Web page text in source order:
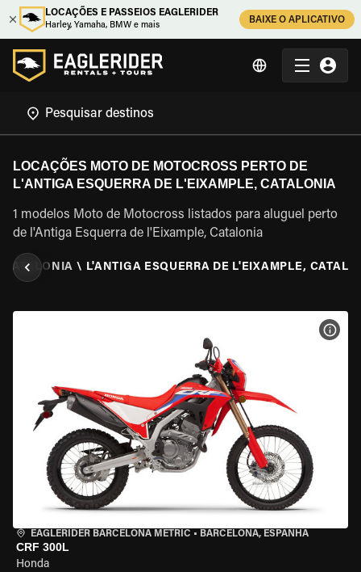
LOCAÇÕES E PASSEIOS EAGLERIDER
Harley, Yamaha, BMW e mais
BAIXE O APLICATIVO
LOCAÇÕES MOTO DE MOTOCROSS PERTO DE
L'ANTIGA ESQUERRA DE L'EIXAMPLE, CATALONIA
1 modelos Moto de Motocross listados para aluguel perto
de l'Antiga Esquerra de l'Eixample, Catalonia
CATALONIA \ L'ANTIGA ESQUERRA DE L'EIXAMPLE,
EAGLERIDER BARCELONA METRIC • BARCELONA, ESPANHA
CRF 300L
Honda
VER